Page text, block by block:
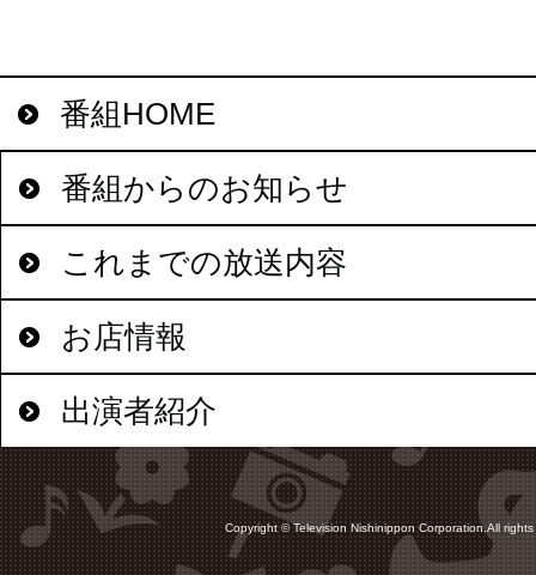
番組HOME
番組からのお知らせ
これまでの放送内容
お店情報
出演者紹介
Copyright © Television Nishinippon Corporation.All